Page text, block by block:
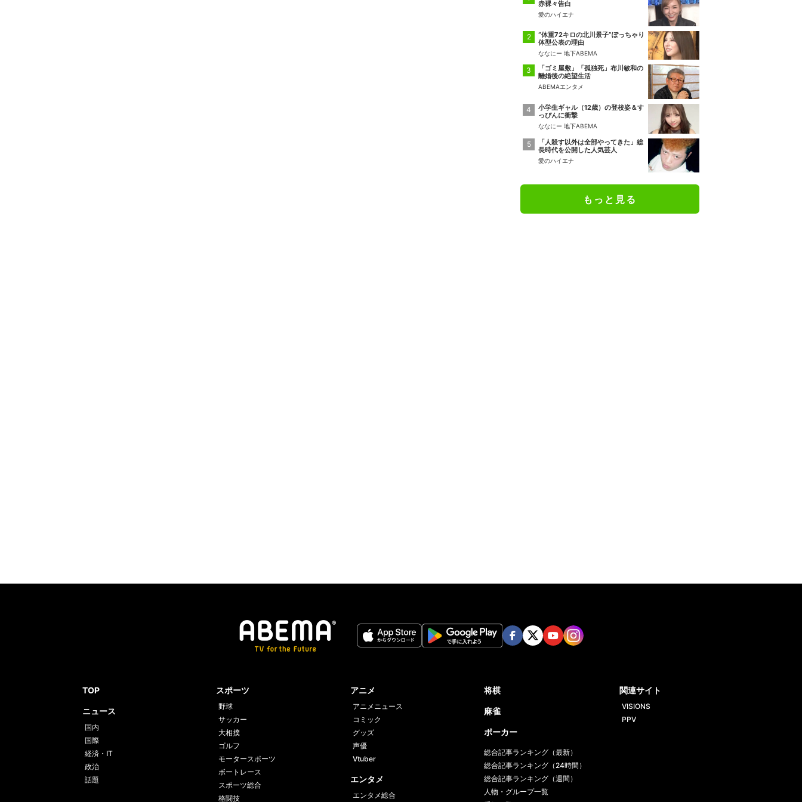
赤裸々告白
愛のハイエナ
“体重72キロの北川景子”ぽっちゃり
体型公表の理由
ななにー 地下ABEMA
「ゴミ屋敷」「孤独死」布川敏和の
離婚後の絶望生活
ABEMAエンタメ
小学生ギャル（12歳）の登校姿＆す
っぴんに衝撃
ななにー 地下ABEMA
「人殺す以外は全部やってきた」総
長時代を公開した人気芸人
愛のハイエナ
もっと見る
TOP
ニュース
国内
国際
経済・IT
政治
話題
スポーツ
野球
サッカー
大相撲
ゴルフ
モータースポーツ
ボートレース
スポーツ総合
格闘技
アニメ
アニメニュース
コミック
グッズ
声優
Vtuber
エンタメ
エンタメ総合
将棋
麻雀
ポーカー
総合記事ランキング（最新）
総合記事ランキング（24時間）
総合記事ランキング（週間）
人物・グループ一覧
関連サイト
VISIONS
PPV